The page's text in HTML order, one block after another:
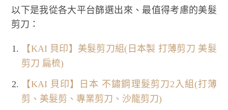
以下是我從各大平台篩選出來、最值得考慮的美髮
剪刀：
【KAI 貝印】美髮剪刀組(日本製 打薄剪刀 美髮
剪刀 扁梳)
【KAI 貝印】日本 不鏽鋼理髮剪刀2入組(打薄
剪、美髮剪、專業剪刀、沙龍剪刀)